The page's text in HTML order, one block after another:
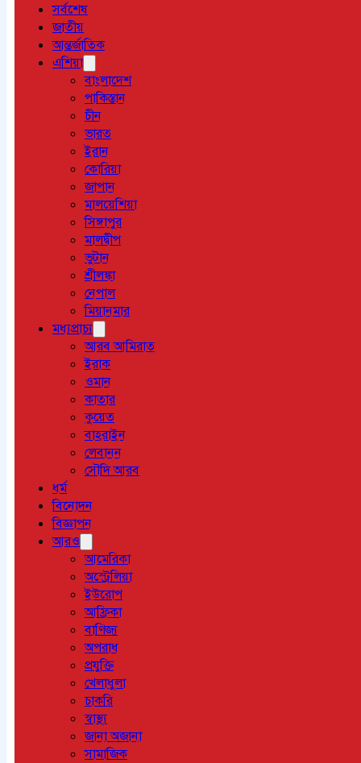
সর্বশেষ
জাতীয়
আন্তর্জাতিক
এশিয়া
বাংলাদেশ
পাকিস্তান
চীন
ভারত
ইরান
কোরিয়া
জাপান
মালয়েশিয়া
সিঙ্গাপুর
মালদ্বীপ
ভুটান
শ্রীলঙ্কা
নেপাল
মিয়ানমার
মধ্যপ্রাচ্য
আরব আমিরাত
ইরাক
ওমান
কাতার
কুয়েত
বাহরাইন
লেবানন
সৌদি আরব
ধর্ম
বিনোদন
বিজ্ঞাপন
আরও
আমেরিকা
অস্ট্রেলিয়া
ইউরোপ
আফ্রিকা
বাণিজ্য
অপরাধ
প্রযুক্তি
খেলাধুলা
চাকরি
স্বাস্থ্য
জানা অজানা
সামাজিক